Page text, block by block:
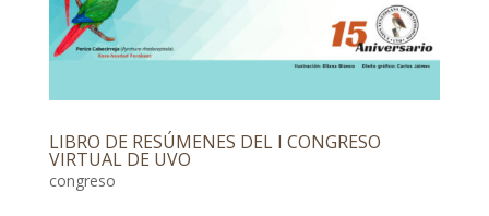
LIBRO DE RESÚMENES DEL I CONGRESO
VIRTUAL DE UVO
congreso